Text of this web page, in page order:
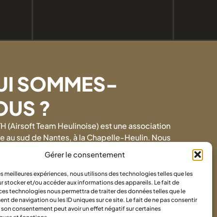
Gérer le consentement
meilleures expériences, nous utilisons des technologies telles que les
stocker et/ou accéder aux informations des appareils. Le fait de
technologies nous permettra de traiter des données telles que le
de navigation ou les ID uniques sur ce site. Le fait de ne pas consentir
son consentement peut avoir un effet négatif sur certaines
SOMMES-
?
(Airsoft Team Heulinoise) est une association
au sud de Nantes, à la Chapelle-Heulin. Nous
notre interface HelloAsso. Elle vous permet
aux parties et drills que nous organisons,
priorité pour nos parties externes et un patch
vous est offert !